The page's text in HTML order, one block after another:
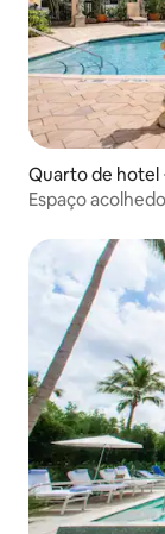
Quarto de hotel
Espaço